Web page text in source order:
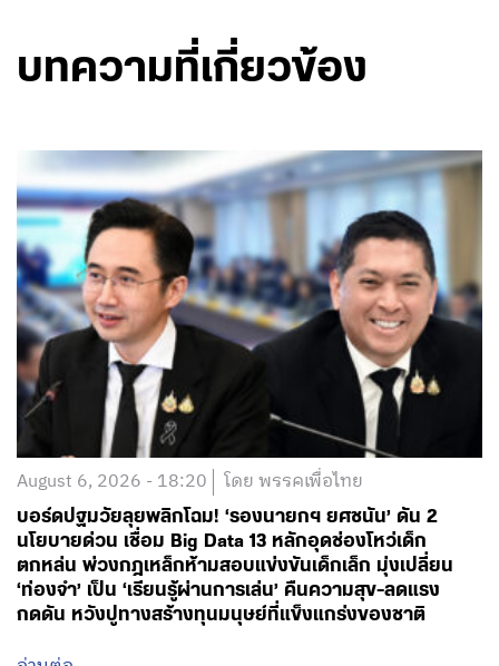
บทความที่เกี่ยวข้อง
August 6, 2026 - 18:20 โดย พรรคเพื่อไทย
บอร์ดปฐมวัยลุยพลิกโฉม! ‘รองนายกฯ ยศชนัน’ ดัน 2
นโยบายด่วน เชื่อม Big Data 13 หลักอุดช่องโหว่เด็ก
ตกหล่น พ่วงกฎเหล็กห้ามสอบแข่งขันเด็กเล็ก มุ่งเปลี่ยน
‘ท่องจำ’ เป็น ‘เรียนรู้ผ่านการเล่น’ คืนความสุข-ลดแรง
กดดัน หวังปูทางสร้างทุนมนุษย์ที่แข็งแกร่งของชาติ